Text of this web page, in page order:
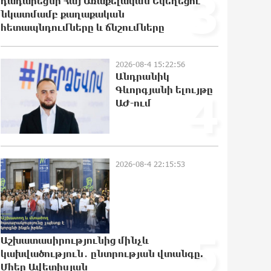
Մեր ուժը մեր աշխատակիցներն են.
«Պատմական հիշողությունը չի
կարելի քաղաքականություն
դարձնել». Կարպիս Փաշոյան
Երևանի և մարզերի տասնյակ
հասցեներում օգոստոսի 10-ին, 11-
ին, 12-ին և 13-ին գազ չի լինելու
Հայ ուշուիստները 37 մեդալ են
նվաճել միջազգային մրցաշարում
3
նկատմամբ քաղաքական
հետապնդումները և ճնշումները
4
2026-08-4 15:22:56
Անդրանիկ
Գևորգյանի ելույթը
ԱԺ-ում
5
2026-08-4 22:15:53
Աշխատասիրությունից մինչև
կախվածություն․ ընտրության վտանգը.
Մհեր Ավետիսյան